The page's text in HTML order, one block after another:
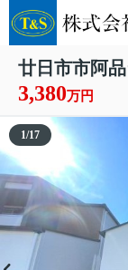
廿日市市阿
3,380万円
1/17